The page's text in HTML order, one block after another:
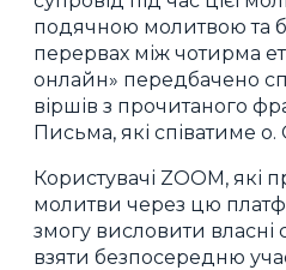
подячною молитвою та
перервах між чотирма
онлайн» передбачено
віршів з прочитаного
Письма, які співатиме
Користувачі ZOOM, які
молитви через цю
змогу висловити власні
взяти безпосередню